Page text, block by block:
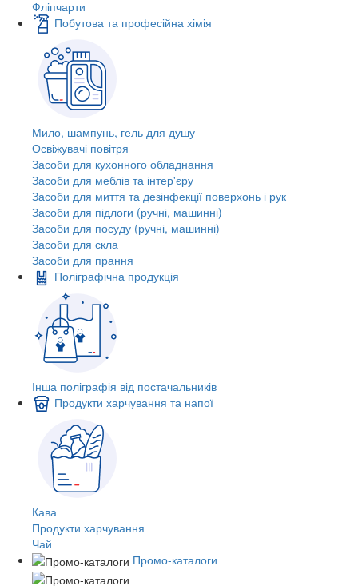
Фліпчарти
Побутова та професійна хімія
Мило, шампунь, гель для душу
Освіжувачі повітря
Засоби для кухонного обладнання
Засоби для меблів та інтер'єру
Засоби для миття та дезінфекції поверхонь і рук
Засоби для підлоги (ручні, машинні)
Засоби для посуду (ручні, машинні)
Засоби для скла
Засоби для прання
Поліграфічна продукція
Інша поліграфія від постачальників
Продукти харчування та напої
Кава
Продукти харчування
Чай
Промо-каталоги